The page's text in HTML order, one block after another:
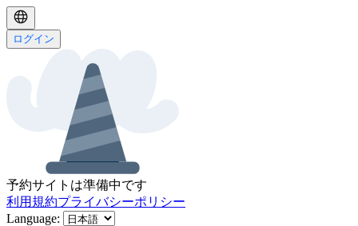
ログイン
予約サイトは準備中です
利用規約プライバシーポリシー
Language: